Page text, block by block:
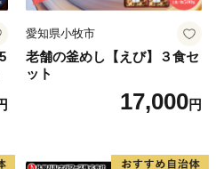
愛知県小牧市
老舗の釜めし【えび】３食セ
ット
17,000円